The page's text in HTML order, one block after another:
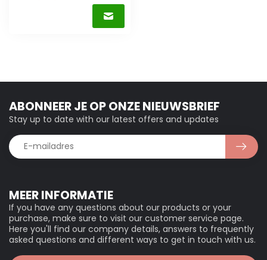
MEER INFORMATIE
If you have any questions about our products or your
purchase, make sure to visit our customer service page.
Here you'll find our company details, answers to frequently
asked questions and different ways to get in touch with us.
ABONNEER JE OP ONZE NIEUWSBRIEF
Stay up to date with our latest offers and updates